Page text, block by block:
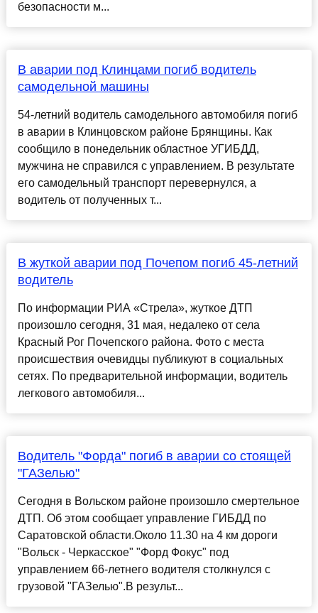
безопасности м...
В аварии под Клинцами погиб водитель
самодельной машины
54-летний водитель самодельного автомобиля погиб
в аварии в Клинцовском районе Брянщины. Как
сообщило в понедельник областное УГИБДД,
мужчина не справился с управлением. В результате
его самодельный транспорт перевернулся, а
водитель от полученных т...
В жуткой аварии под Почепом погиб 45-летний
водитель
По информации РИА «Стрела», жуткое ДТП
произошло сегодня, 31 мая, недалеко от села
Красный Рог Почепского района. Фото с места
происшествия очевидцы публикуют в социальных
сетях. По предварительной информации, водитель
легкового автомобиля...
Водитель "Форда" погиб в аварии со стоящей
"ГАЗелью"
Сегодня в Вольском районе произошло смертельное
ДТП. Об этом сообщает управление ГИБДД по
Саратовской области.Около 11.30 на 4 км дороги
"Вольск - Черкасское" "Форд Фокус" под
управлением 66-летнего водителя столкнулся с
грузовой "ГАЗелью".В результ...